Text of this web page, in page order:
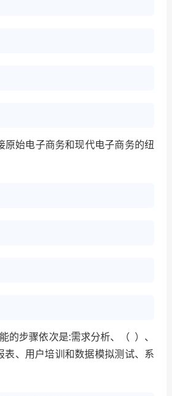
原始电子商务和现代电子商务的纽
的步骤依次是:需求分析、（ ）、
表、用户培训和数据模拟测试、系